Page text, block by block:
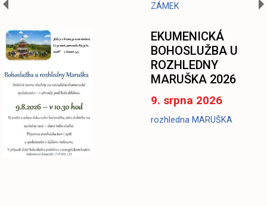
ZÁMEK
EKUMENICKÁ
BOHOSLUŽBA U
ROZHLEDNY
MARUŠKA 2026
9. srpna 2026
rozhledna MARUŠKA